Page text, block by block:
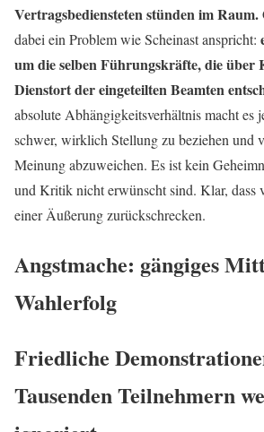
Vertragsbediensteten stünden im Raum.
dabei ein Problem wie Scheinast anspricht:
um die selben Führungskräfte, die über
Dienstort der eingeteilten Beamten
absolute Abhängigkeitsverhältnis macht es
schwer, wirklich Stellung zu beziehen und
Meinung abzuweichen. Es ist kein
und Kritik nicht erwünscht sind. Klar, dass
einer Äußerung zurückschrecken.
Angstmache: gängiges
Wahlerfolg
Friedliche
Tausenden Teilnehmern